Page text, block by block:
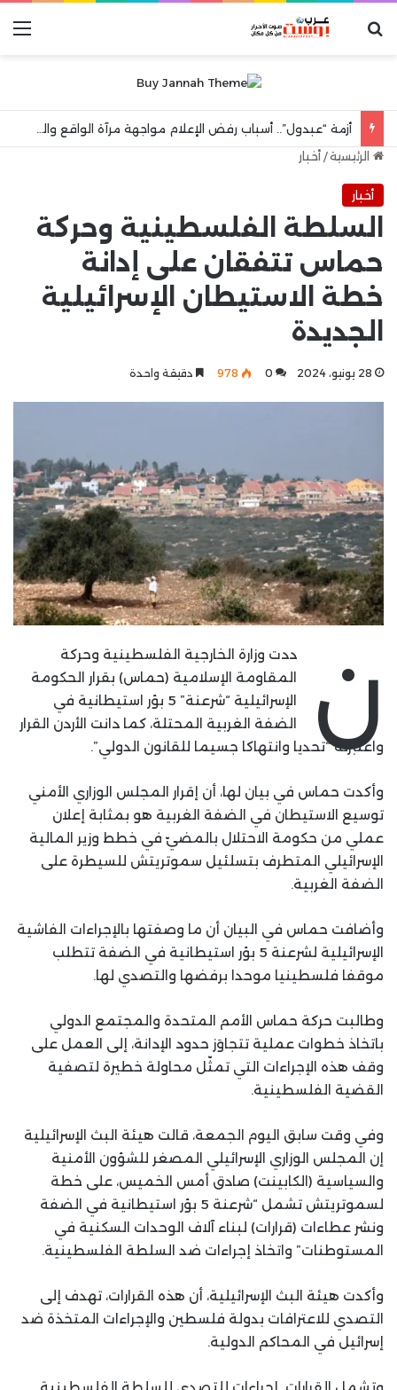
بحث عن
الرئيسية/ أخبار
أخبار
السلطة الفلسطينية وحركة
حماس تتفقان على إدانة
خطة الاستيطان الإسرائيلية
الجديدة
28 يونيو، 2024 0
978 دقيقة واحدة
ن
ددت وزارة الخارجية الفلسطينية وحركة
المقاومة الإسلامية (حماس) بقرار الحكومة
الإسرائيلية “شرعنة” 5 بؤر استيطانية في
الضفة الغربية المحتلة، كما دانت الأردن القرار
واعتبرته “تحديا وانتهاكا جسيما للقانون الدولي”.
وأكدت حماس في بيان لها، أن إقرار المجلس الوزاري الأمني
توسيع الاستيطان في الضفة الغربية هو بمثابة إعلان
عملي من حكومة الاحتلال بالمضيّ في خطط وزير المالية
الإسرائيلي المتطرف بتسلئيل سموتريتش للسيطرة على
الضفة الغربية.
وأضافت حماس في البيان أن ما وصفتها بالإجراءات الفاشية
الإسرائيلية لشرعنة 5 بؤر استيطانية في الضفة تتطلب
موقفا فلسطينيا موحدا برفضها والتصدي لها.
وطالبت حركة حماس الأمم المتحدة والمجتمع الدولي
باتخاذ خطوات عملية تتجاوَز حدود الإدانة، إلى العمل على
وقف هذه الإجراءات التي تمثّل محاولة خطيرة لتصفية
القضية الفلسطينية.
وفي وقت سابق اليوم الجمعة، قالت هيئة البث الإسرائيلية
إن المجلس الوزاري الإسرائيلي المصغر للشؤون الأمنية
والسياسية (الكابينت) صادق أمس الخميس، على خطة
لسموتريتش تشمل “شرعنة 5 بؤر استيطانية في الضفة
ونشر عطاءات (قرارات) لبناء آلاف الوحدات السكنية في
المستوطنات” واتخاذ إجراءات ضد السلطة الفلسطينية.
وأكدت هيئة البث الإسرائيلية، أن هذه القرارات، تهدف إلى
التصدي للاعترافات بدولة فلسطين والإجراءات المتخذة ضد
إسرائيل في المحاكم الدولية.